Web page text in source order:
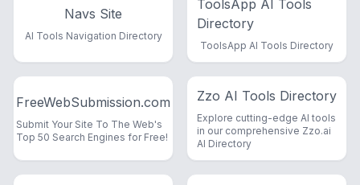
Navs Site
AI Tools Navigation Directory
ToolsApp AI Tools
Directory
ToolsApp AI Tools Directory
FreeWebSubmission.com
Submit Your Site To The Web's
Top 50 Search Engines for Free!
Zzo AI Tools Directory
Explore cutting-edge AI tools
in our comprehensive Zzo.ai
AI Directory